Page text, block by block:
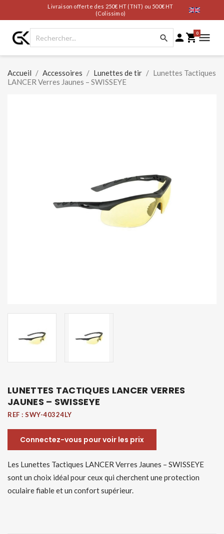
Livraison offerte des 250€ HT (TNT) ou 500€ HT
(Colissimo)
  0
Accueil Accessoires Lunettes de tir
Lunettes Tactiques
LANCER Verres Jaunes – SWISSEYE
LUNETTES TACTIQUES LANCER VERRES
JAUNES – SWISSEYE
REF : SWY-40324LY
Connectez-vous pour voir les prix
Les Lunettes Tactiques LANCER Verres Jaunes – SWISSEYE
sont un choix idéal pour ceux qui cherchent une protection
oculaire fiable et un confort supérieur.